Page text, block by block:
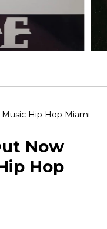
Hip Hop Miami
Now
Hop